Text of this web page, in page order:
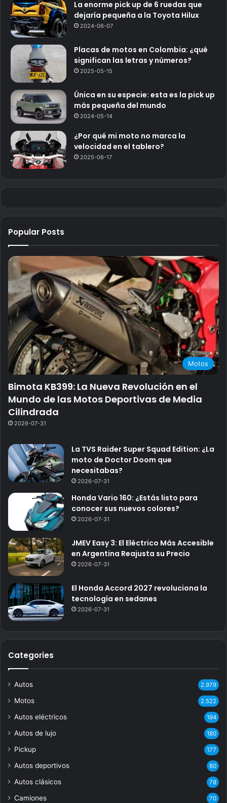
La enorme pick up de 6 ruedas que
dejaría pequeña a la Toyota Hilux
2024-06-07
Placas de motos en Colombia: ¿qué
significan las letras y números?
2025-05-15
Única en su especie: esta es la pick up
más pequeña del mundo
2024-05-14
¿Por qué mi moto no marca la
velocidad en el tablero?
2025-06-17
Popular Posts
Motos
Bimota KB399: La Nueva Revolución en el
Mundo de las Motos Deportivas de Media
Cilindrada
2026-07-31
La TVS Raider Super Squad Edition: ¿La
moto de Doctor Doom que
necesitabas?
2026-07-31
Honda Vario 160: ¿Estás listo para
conocer sus nuevos colores?
2026-07-31
JMEV Easy 3: El Eléctrico Más Accesible
en Argentina Reajusta su Precio
2026-07-31
El Honda Accord 2027 revoluciona la
tecnología en sedanes
2026-07-31
Categories
Autos 2.979
Motos 2.522
Autos eléctricos 194
Autos de lujo 180
Pickup 177
Autos deportivos 80
Autos clásicos 78
Camiones 70